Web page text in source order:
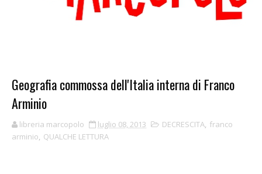
Geografia commossa dell'Italia interna di Franco
Arminio
libreria marcopolo luglio 08, 2013 DECRESCITA, franco
arminio, QUALCHE LETTURA